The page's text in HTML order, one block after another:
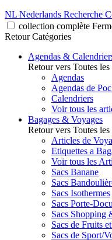
NL Nederlands Recherche
collection complète
Retour Catégories
Agendas &
Retour vers Toutes les
Agendas
Agendas de
Calendriers
Voir tous les
Bagages & Voyages
Retour vers Toutes les
Articles de
Etiquettes a
Voir tous les
Sacs Banane
Sacs
Sacs Isothermes
Sacs Porte-
Sacs Shopping
Sacs de Fruits
Sacs de Sport/